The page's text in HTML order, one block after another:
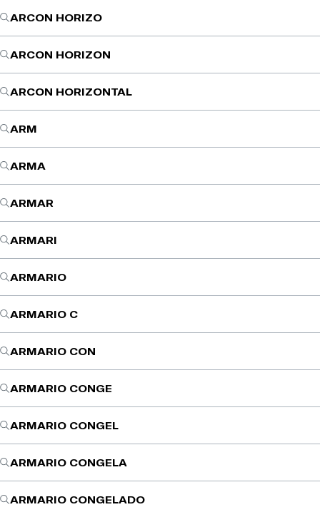
ARCON HORIZO
ARCON HORIZON
ARCON HORIZONTAL
ARM
ARMA
ARMAR
ARMARI
ARMARIO
ARMARIO C
ARMARIO CON
ARMARIO CONGE
ARMARIO CONGEL
ARMARIO CONGELA
ARMARIO CONGELADO